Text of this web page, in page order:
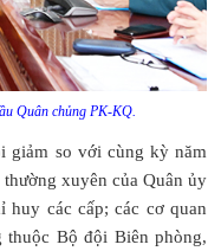
Quân chủng PK-KQ.
giảm so với cùng kỳ năm
xuyên của Quân ủy
huy các cấp; các cơ quan
thuộc Bộ đội Biên phòng,